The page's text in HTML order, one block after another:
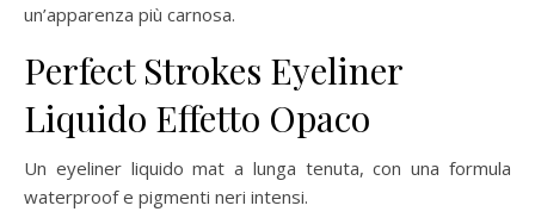
un’apparenza più carnosa.
Perfect Strokes Eyeliner
Liquido Effetto Opaco
Un eyeliner liquido mat a lunga tenuta, con una formula
waterproof e pigmenti neri intensi.